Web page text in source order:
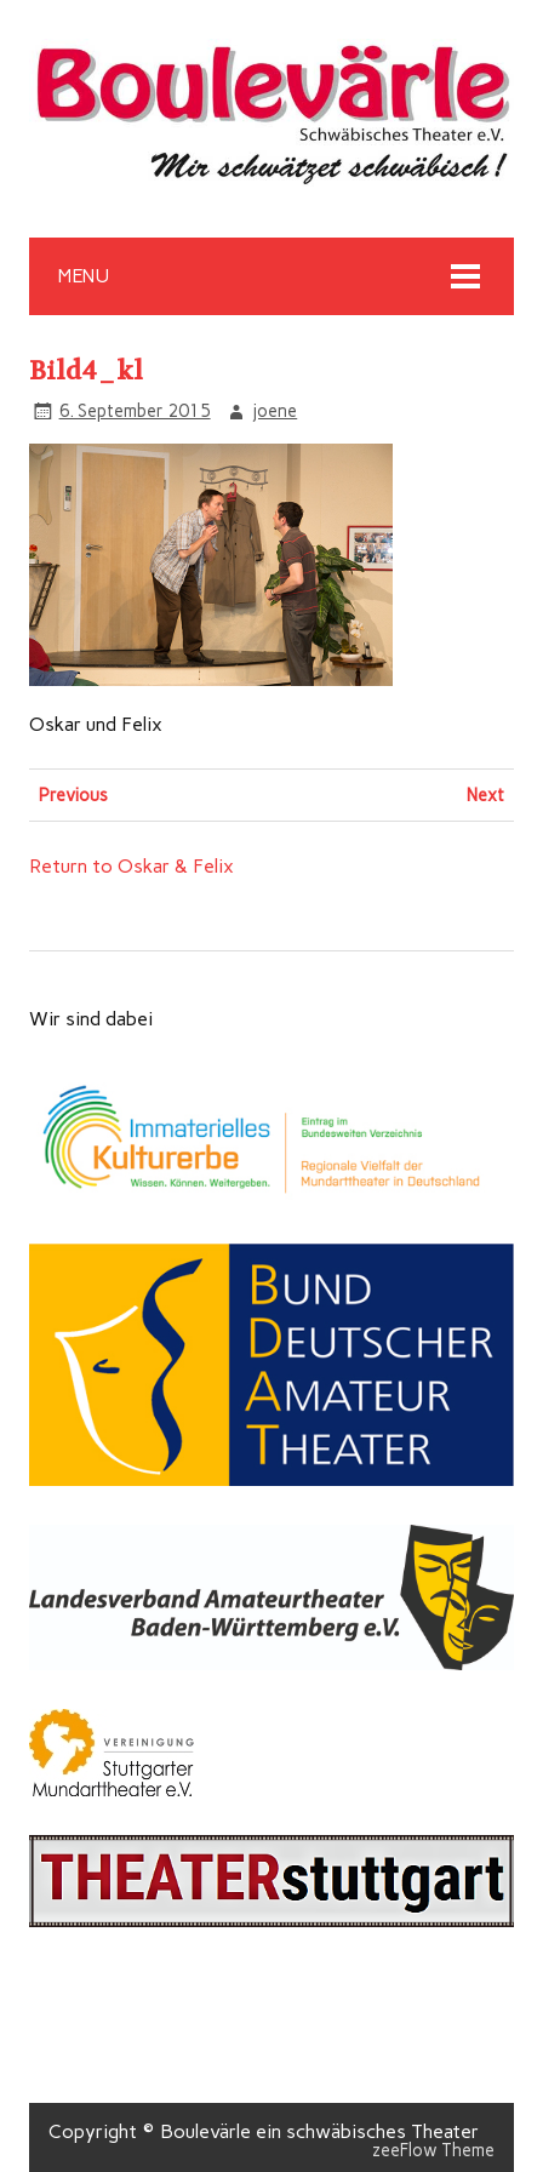
MENU
Bild4_kl
6. September 2015 joene
Oskar und Felix
Previous Next
Return to Oskar & Felix
Wir sind dabei
Copyright © Boulevärle ein schwäbisches Theater
zeeFlow Theme